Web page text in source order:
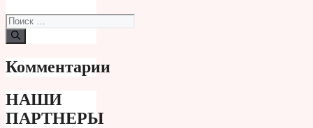
Поиск:
Комментарии
НАШИ
ПАРТНЕРЫ